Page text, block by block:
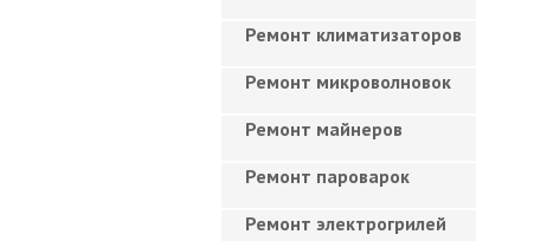
Ремонт климатизаторов
Ремонт микроволновок
Ремонт майнеров
Ремонт пароварок
Ремонт электрогрилей